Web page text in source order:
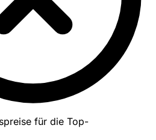
für die Top-